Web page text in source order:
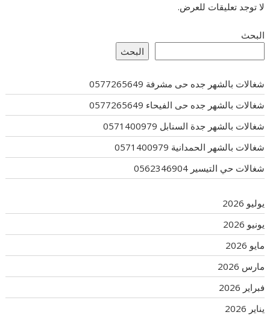
لا توجد تعليقات للعرض.
البحث
البحث
شغالات بالشهر جده حى مشرفة 0577265649
شغالات بالشهر جده حى الفيحاء 0577265649
شغالات بالشهر جدة السنابل 0571400979
شغالات بالشهر الحمدانية 0571400979
شغالات حي التيسير 0562346904
يوليو 2026
يونيو 2026
مايو 2026
مارس 2026
فبراير 2026
يناير 2026